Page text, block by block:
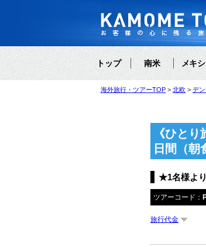
トップ 南米 メキ
海外旅行・ツアーTOP 北欧 デ
《ひと
日間（朝
★1名様よ
ツアーコード：
旅行代金